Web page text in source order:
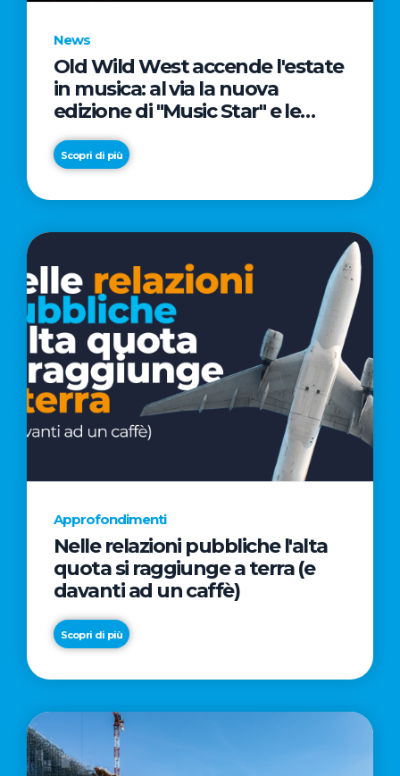
News
Old Wild West accende l'estate
in musica: al via la nuova
edizione di "Music Star" e le
prestigiose partnership con
Radio Italia e Live Nation
Scopri di più
Approfondimenti
Nelle relazioni pubbliche l'alta
quota si raggiunge a terra (e
davanti ad un caffè)
Scopri di più